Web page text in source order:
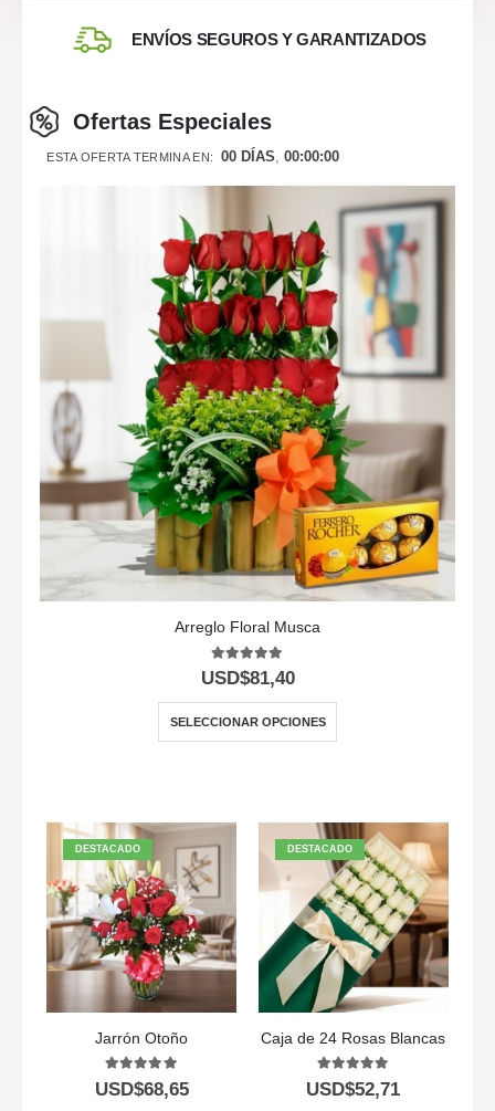
ENVÍOS SEGUROS Y GARANTIZADOS
Ofertas Especiales
ESTA OFERTA TERMINA EN: 00 DÍAS 00:00:00
Arreglo Floral Musca
5.00 out of 5
USD$81,40
SELECCIONAR OPCIONES
DESTACADO
Jarrón Otoño
5.00 out of 5
USD$68,65
DESTACADO
Caja de 24 Rosas Blancas
5.00 out of 5
USD$52,71